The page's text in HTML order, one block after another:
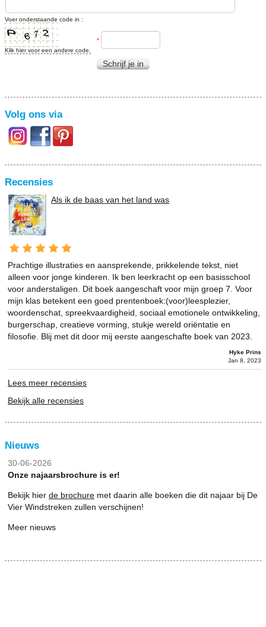
Voer onderstaande code in :
Klik hier voor een andere code.
*
Schrijf je in
Volg ons via
Recensies
Als ik de baas van het land was
Prachtige illustraties en aansprekende, prikkelende tekst, niet
alleen voor jonge kinderen. Ik ben leerkracht op een basisschool
voor anderstaligen. Dit boek aangeschaft voor mijn groep 7. Voor
mijn klas betekent een goed prentenboek:(voor)leesplezier,
woordenschat, spreekvaardigheid, sociaal emotionele ontwikkeling,
burgerschap, creatieve vorming, stukje wereld oriëntatie en
filosofie. Blij met dit door mij eerste aangeschafte boek van 2023.
Hyke Prins
Jan 8, 2023
Lees meer recensies
Bekijk alle recensies
Nieuws
30-06-2026
Onze najaarsbrochure is er!
Bekijk hier de brochure met daarin alle boeken die dit najaar bij De
Vier Windstreken zullen verschijnen!
Meer nieuws